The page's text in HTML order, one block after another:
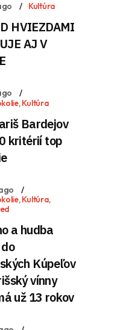
Kultúra
HVIEZDAMI
AJ V
,Kultúra
Bardejov
kritérií top
,Kultúra,
a hudba
Kúpeľov
vínny
už 13 rokov